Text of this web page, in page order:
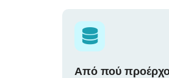
Από πού